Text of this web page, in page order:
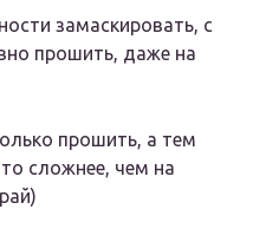
замаскировать, с
прошить, даже на
прошить, а тем
сложнее, чем на